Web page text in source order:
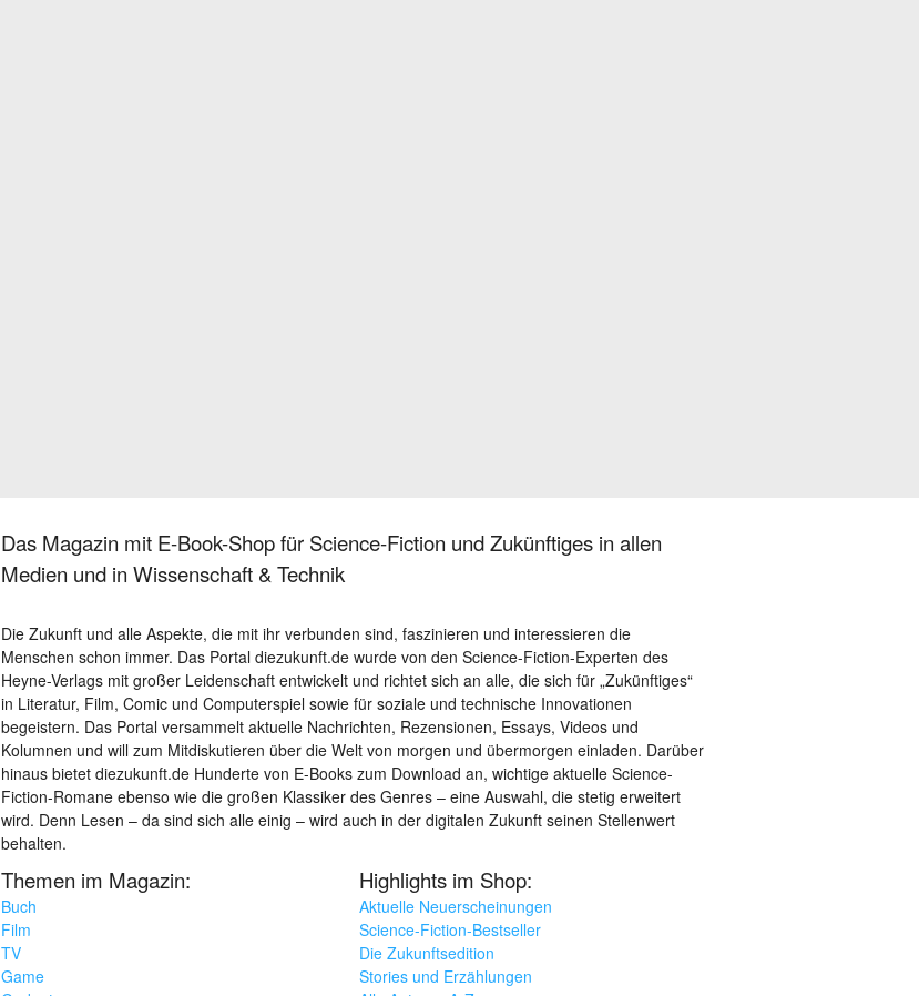
Das Magazin mit E-Book-Shop für Science-Fiction und Zukünftiges in allen
Medien und in Wissenschaft & Technik
Die Zukunft und alle Aspekte, die mit ihr verbunden sind, faszinieren und interessieren die
Menschen schon immer. Das Portal diezukunft.de wurde von den Science-Fiction-Experten des
Heyne-Verlags mit großer Leidenschaft entwickelt und richtet sich an alle, die sich für „Zukünftiges“
in Literatur, Film, Comic und Computerspiel sowie für soziale und technische Innovationen
begeistern. Das Portal versammelt aktuelle Nachrichten, Rezensionen, Essays, Videos und
Kolumnen und will zum Mitdiskutieren über die Welt von morgen und übermorgen einladen. Darüber
hinaus bietet diezukunft.de Hunderte von E-Books zum Download an, wichtige aktuelle Science-
Fiction-Romane ebenso wie die großen Klassiker des Genres – eine Auswahl, die stetig erweitert
wird. Denn Lesen – da sind sich alle einig – wird auch in der digitalen Zukunft seinen Stellenwert
behalten.
Themen im Magazin:
Buch
Film
TV
Game
Highlights im Shop:
Aktuelle Neuerscheinungen
Science-Fiction-Bestseller
Die Zukunftsedition
Stories und Erzählungen